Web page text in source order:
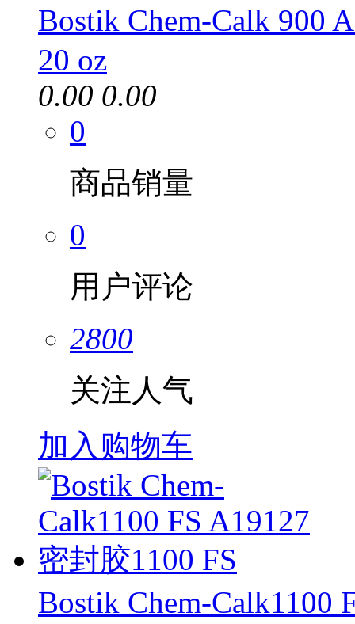
Bostik Chem-Calk 900
20 oz
0.00 0.00
0
商品销量
0
用户评论
2800
关注人气
加入购物车
Bostik Chem-Calk1100